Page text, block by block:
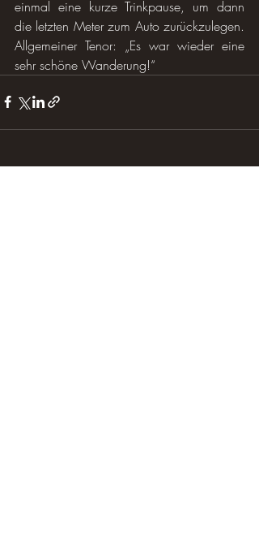
einmal eine kurze Trinkpause, um dann
die letzten Meter zum Auto zurückzulegen.
Allgemeiner Tenor: „Es war wieder eine
sehr schöne Wanderung!“